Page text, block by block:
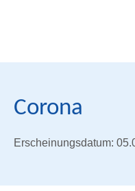
Corona
Erscheinungsdatum: